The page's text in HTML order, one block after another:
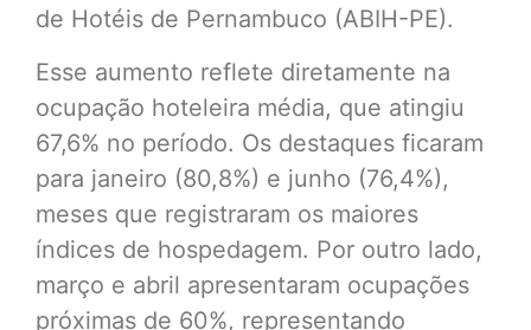
de Hotéis de Pernambuco (ABIH-PE).
Esse aumento reflete diretamente na
ocupação hoteleira média, que atingiu
67,6% no período. Os destaques ficaram
para janeiro (80,8%) e junho (76,4%),
meses que registraram os maiores
índices de hospedagem. Por outro lado,
março e abril apresentaram ocupações
próximas de 60%, representando